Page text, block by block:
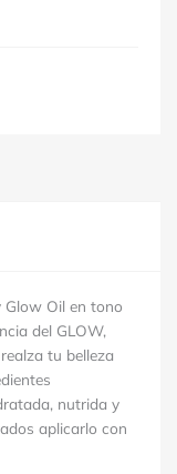
Glow Oil en tono
del GLOW,
tu belleza
nutrida y
aplicarlo con